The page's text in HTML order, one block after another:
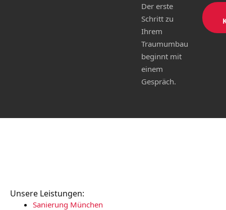
Der erste
Schritt zu
Ihrem
Traumumbau
beginnt mit
einem
Gespräch.
Unsere Leistungen:
Sanierung München